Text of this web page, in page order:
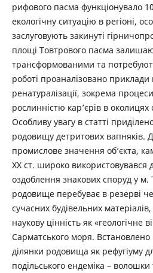
рифового пасма функціонувало
екологічну ситуацію в регіоні,
заслуговують закинуті
площі Товтрового пасма
трансформованими та
роботі проаналізовано
ренатуралізації, зокрема
рослинністю кар’єрів в
Особливу увагу в статті
родовищу детритових вапняків.
промислове значення об’єкта,
XX ст. широко використовувався
оздоблення знакових споруд у м.
родовище перебуває в резерві
сучасних будівельних
наукову цінність як «геологічне
Сарматського моря. Встановлено
ділянки родовища як рефугіуму
подільського ендеміка – волошки